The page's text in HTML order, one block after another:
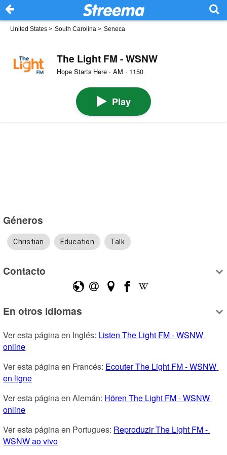
United States > South Carolina > Seneca
The Light FM - WSNW
Hope Starts Here · AM · 1150
Play
Géneros
Christian Education Talk
Contacto
En otros idiomas
Ver esta página en Inglés: Listen The Light FM - WSNW
online
Ver esta página en Francés: Ecouter The Light FM - WSNW
en ligne
Ver esta página en Alemán: Hören The Light FM - WSNW
online
Ver esta página en Portugues: Reproduzir The Light FM -
WSNW ao vivo